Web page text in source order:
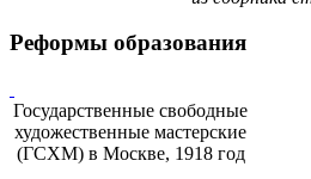
Реформы образования
Государственные свободные
художественные мастерские
(ГСХМ) в Москве, 1918 год